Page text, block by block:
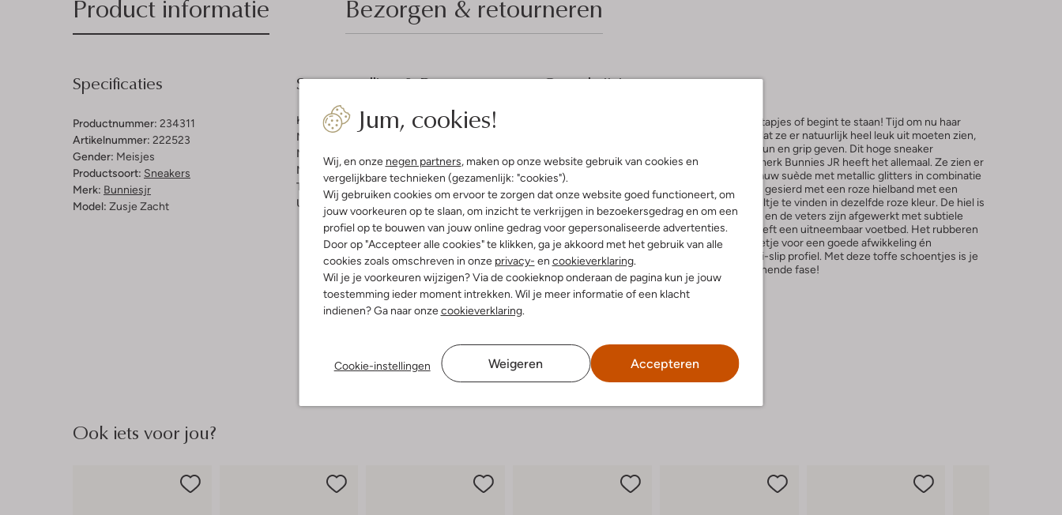
Jum, cookies!
Wij, en onze negen partners, maken op onze website gebruik van cookies en
vergelijkbare technieken (gezamenlijk: "cookies").
Wij gebruiken cookies om ervoor te zorgen dat onze website goed functioneert, om
jouw voorkeuren op te slaan, om inzicht te verkrijgen in bezoekersgedrag en om een
profiel op te bouwen van jouw online gedrag voor gepersonaliseerde advertenties.
Door op "Accepteer alle cookies" te klikken, ga je akkoord met het gebruik van alle
cookies zoals omschreven in onze privacy- en cookieverklaring.
Wil je je voorkeuren wijzigen? Via de cookieknop onderaan de pagina kun je jouw
toestemming ieder moment intrekken. Wil je meer informatie of een klacht
indienen? Ga naar onzecookieverklaring.
Cookie-instellingen Weigeren Accepteren
Product informatie Bezorgen & retourneren
Specificaties
Productnummer: 234311
Artikelnummer: 222523
Gender: Meisjes
Productsoort: Sneakers
Merk: Bunniesjr
Model: Zusje Zacht
Samenstelling & Pasvorm
Kleur:Blauw
Materiaal buitenkant:
Materiaal binnenkant:
Materiaal zool:
Rubber
Type sluiting:
Veter
Uitneembaar voetbed: Ja
Omschrijving
Daar gaat je kleine meid, ze zet haar eerste stapjes of begint te staan! Tijd om nu haar
allereerste schoentjes uit te zoeken. Naast dat ze er natuurlijk heel leuk uit moeten zien,
moeten ze ook flexibel zijn en een goede steun en grip geven. Dit hoge sneaker
model ZUSJE ZACHT van het Nederlandse merk Bunnies JR heeft het allemaal. Ze zien er
gaaf uit dankzij het bovenwerk van donkerblauw suède met metallic glitters in combinatie
met roze en roségouden details. Zo is de hiel gesierd met een roze hielband met een
holographic folie en is op de zijkant een vogeltje te vinden in dezelfde roze kleur. De hiel is
gesierd met de welbekende Bunnies stippen en de veters zijn afgewerkt met subtiele
glitters. De voering is gemaakt van leer en heeft een uitneembaar voetbed. Het rubberen
super flexibele zooltje buigt mee met het voetje voor een goede afwikkeling én
ontwikkeling van het voetje en heeft een anti-slip profiel. Met deze toffe schoentjes is je
kindje helemaal klaar voor deze nieuwe spannende fase!
Ook iets voor jou?